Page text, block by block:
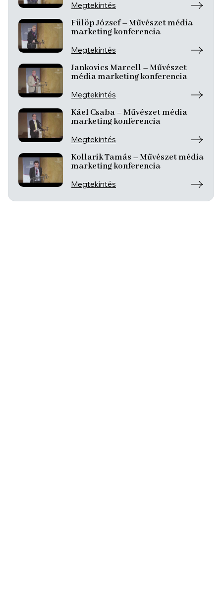
Megtekintés
Fülöp József – Művészet média
marketing konferencia
Megtekintés
Jankovics Marcell – Művészet
média marketing konferencia
Megtekintés
Káel Csaba – Művészet média
marketing konferencia
Megtekintés
Kollarik Tamás – Művészet média
marketing konferencia
Megtekintés